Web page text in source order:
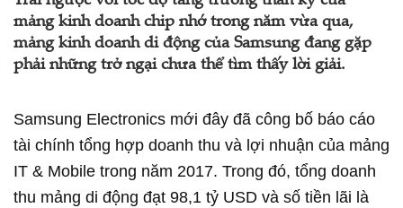
mảng kinh doanh chip nhớ trong năm vừa qua,
mảng kinh doanh di động của Samsung đang gặp
phải những trở ngại chưa thể tìm thấy lời giải.
Samsung Electronics mới đây đã công bố báo cáo
tài chính tổng hợp doanh thu và lợi nhuận của mảng
IT & Mobile trong năm 2017. Trong đó, tổng doanh
thu mảng di động đạt 98,1 tỷ USD và số tiền lãi là